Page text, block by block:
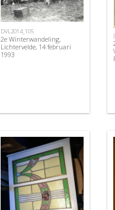
DVL2014_105
2e Winterwandeling,
Lichtervelde, 14 februari
1993